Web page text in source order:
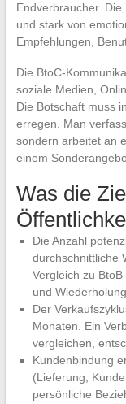
Endverbraucher.
und stark von
Empfehlungen,
Die BtoC-
soziale Medien,
Die Botschaft muss
erregen. Man
sondern arbeitet an
einem
Was die
Die Anzahl
durchschnittliche
Vergleich zu
und
Der
Monaten. Ein
vergleichen,
Kundenbindung
(Lieferung,
persönliche